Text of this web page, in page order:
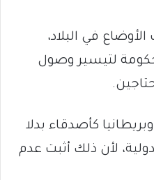
في البلاد،
لتيسير وصول
كأصدقاء بدلا
لأن ذلك أثبت عدم